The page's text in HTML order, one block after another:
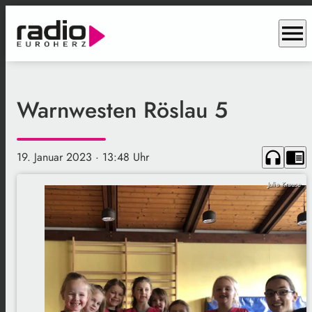
menu
Warnwesten Röslau 5
19. Januar 2023 · 13:48 Uhr headphones chrome_reader_mode
Julia Krause